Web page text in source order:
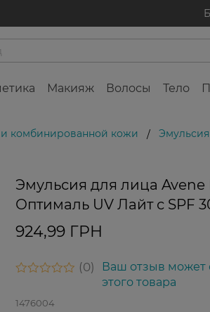
Макияж Волосы Тело
комбинированной кожи /
Эмульсия для лица Avene
Оптималь UV Лайт с SPF
924,99 ГРН
0
Ваш отзыв может
этого товара
1476004